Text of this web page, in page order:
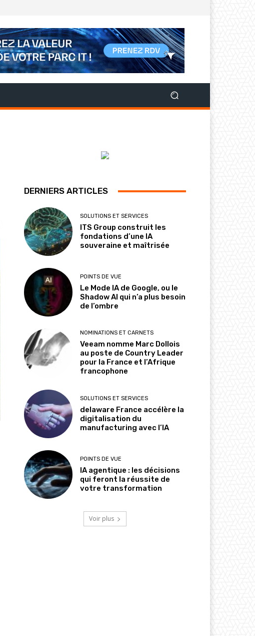
DERNIERS ARTICLES
SOLUTIONS ET SERVICES
ITS Group construit les
fondations d’une IA
souveraine et maîtrisée
POINTS DE VUE
Le Mode IA de Google, ou le
Shadow AI qui n’a plus besoin
de l’ombre
NOMINATIONS ET CARNETS
Veeam nomme Marc Dollois
au poste de Country Leader
pour la France et l’Afrique
francophone
SOLUTIONS ET SERVICES
delaware France accélère la
digitalisation du
manufacturing avec l’IA
POINTS DE VUE
IA agentique : les décisions
qui feront la réussite de
votre transformation
Voir plus